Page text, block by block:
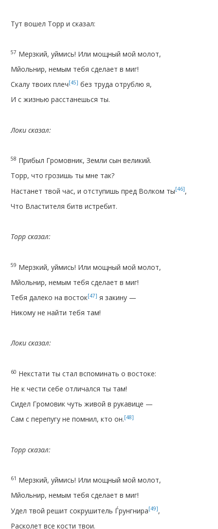
Тут вошел Торр и сказал:
57 Мерзкий, уймись! Или мощный мой молот,
Мйольнир, немым тебя сделает в миг!
Скалу твоих плеч[45] без труда отрублю я,
И с жизнью расстанешься ты.
Локи сказал:
58 Прибыл Громовник, Земли сын великий.
Торр, что грозишь ты мне так?
Настанет твой час, и отступишь пред Волком ты[46],
Что Властителя битв истребит.
Торр сказал:
59 Мерзкий, уймись! Или мощный мой молот,
Мйольнир, немым тебя сделает в миг!
Тебя далеко на восток[47] я закину —
Никому не найти тебя там!
Локи сказал:
60 Некстати ты стал вспоминать о востоке:
Не к чести себе отличался ты там!
Сидел Громовик чуть живой в рукавице —
Сам с перепугу не помнил, кто он.[48]
Торр сказал:
61 Мерзкий, уймись! Или мощный мой молот,
Мйольнир, немым тебя сделает в миг!
Удел твой решит сокрушитель Ѓрунгнира[49],
Расколет все кости твои.